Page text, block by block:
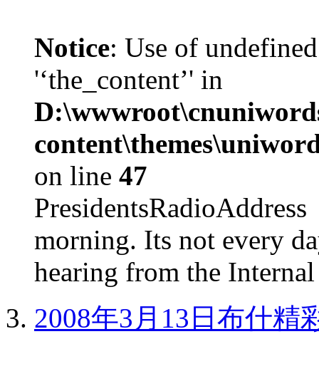
Notice: Use of
'‘the_content’' in
on line 47
morning. Its not every
hearing from the
2008年3月13日布什精